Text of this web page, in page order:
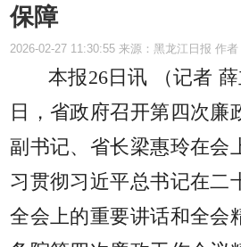
保障
2026-02-27 11:30:55 来源：黑龙江日报 作
本报26日讯 （记者 薛
日，省政府召开第四次廉
副书记、省长梁惠玲在会
习贯彻习近平总书记在二
全会上的重要讲话和全会